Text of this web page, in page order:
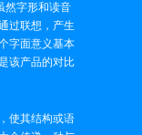
然字形和读音
过联想，产生
字面意义基本
该产品的对比
使其结构或语